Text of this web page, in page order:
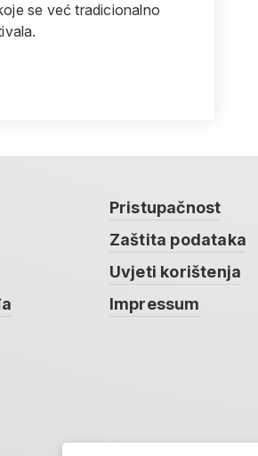
se već tradicionalno
Pristupačnost
Zaštita podataka
Uvjeti korištenja
Impressum